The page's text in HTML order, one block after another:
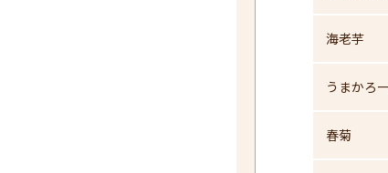
海老芋
うまかろ
春菊